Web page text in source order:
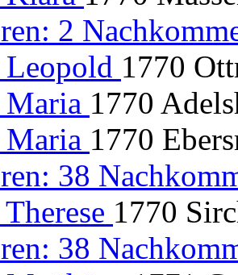
2
1770
1770
1770
38
1770
38